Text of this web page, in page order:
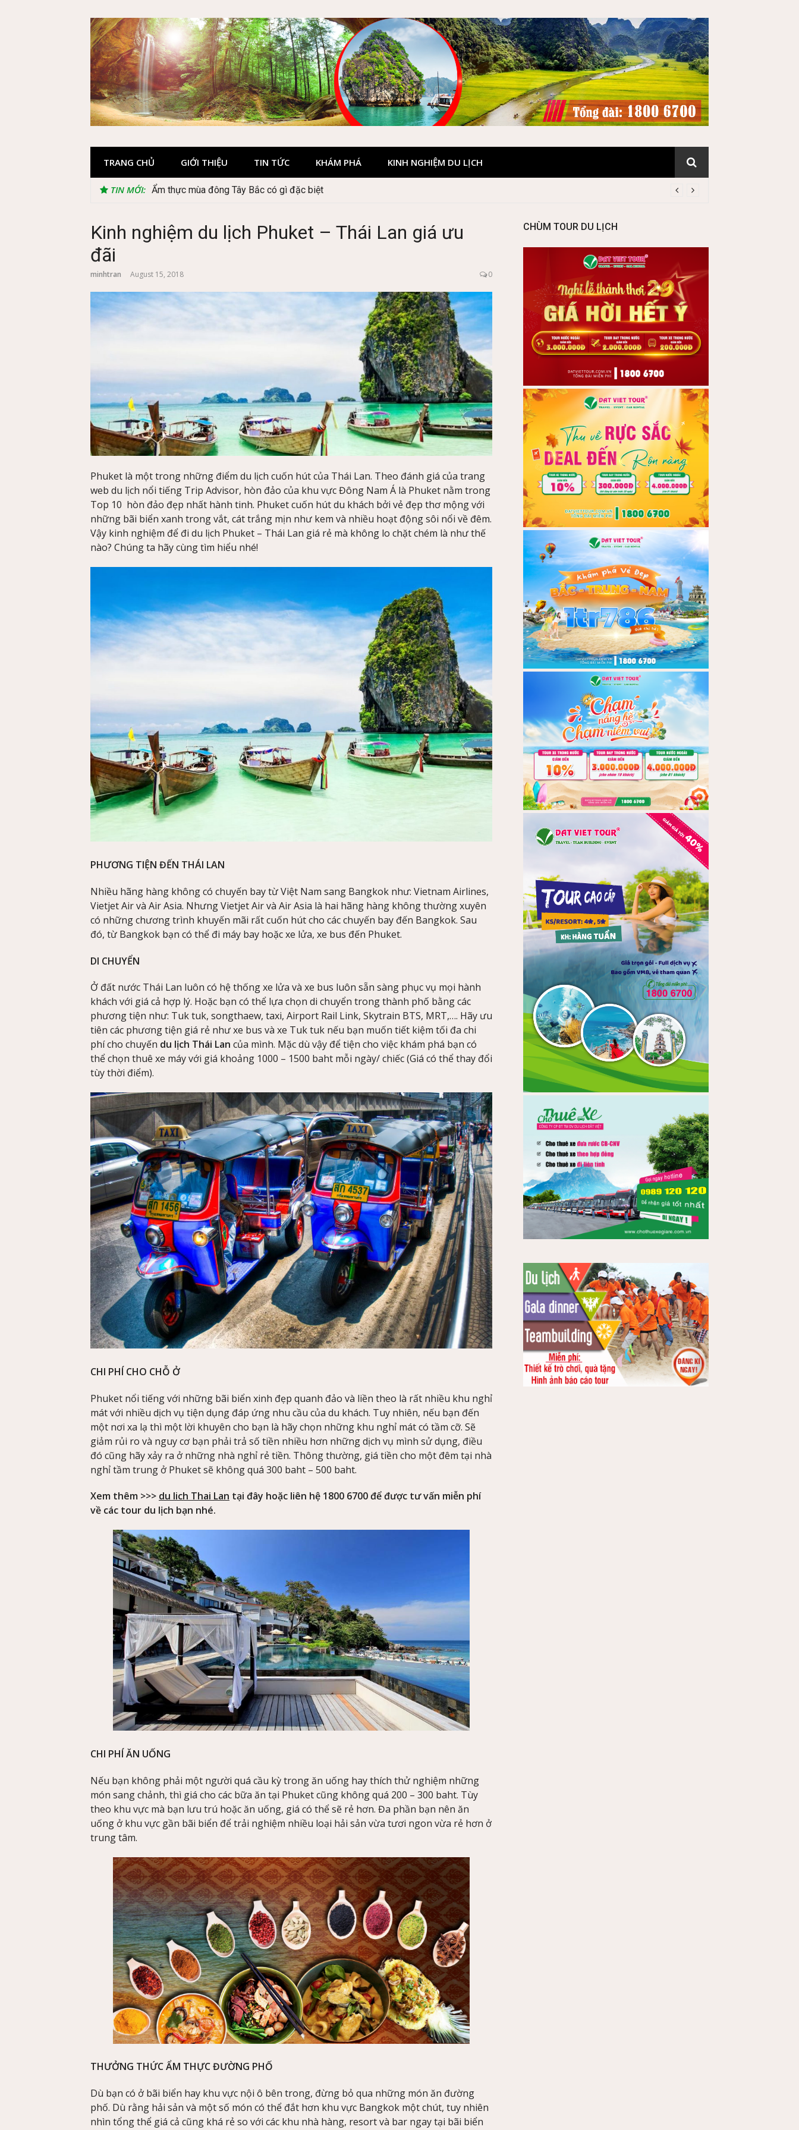
TRANG CHỦ GIỚI THIỆU TIN TỨC KHÁM PHÁ KINH NGHIỆM DU LỊCH
TIN MỚI: Lễ 2/9 có phải mùa du lịch Hà Giang đẹp không?
Kinh nghiệm du lịch Phuket – Thái Lan giá ưu
đãi
minhtran August 15, 2018 0
Phuket là một trong những điểm du lịch cuốn hút của Thái Lan. Theo đánh giá của trang
web du lịch nổi tiếng Trip Advisor, hòn đảo của khu vực Đông Nam Á là Phuket nằm trong
Top 10 hòn đảo đẹp nhất hành tinh. Phuket cuốn hút du khách bởi vẻ đẹp thơ mộng với
những bãi biển xanh trong vắt, cát trắng mịn như kem và nhiều hoạt động sôi nổi về đêm.
Vậy kinh nghiệm để đi du lịch Phuket – Thái Lan giá rẻ mà không lo chặt chém là như thế
nào? Chúng ta hãy cùng tìm hiểu nhé!
PHƯƠNG TIỆN ĐẾN THÁI LAN
Nhiều hãng hàng không có chuyến bay từ Việt Nam sang Bangkok như: Vietnam Airlines,
Vietjet Air và Air Asia. Nhưng Vietjet Air và Air Asia là hai hãng hàng không thường xuyên
có những chương trình khuyến mãi rất cuốn hút cho các chuyến bay đến Bangkok. Sau
đó, từ Bangkok bạn có thể đi máy bay hoặc xe lửa, xe bus đến Phuket.
DI CHUYỂN
Ở đất nước Thái Lan luôn có hệ thống xe lửa và xe bus luôn sẵn sàng phục vụ mọi hành
khách với giá cả hợp lý. Hoặc bạn có thể lựa chọn di chuyển trong thành phố bằng các
phương tiện như: Tuk tuk, songthaew, taxi, Airport Rail Link, Skytrain BTS, MRT,…. Hãy ưu
tiên các phương tiện giá rẻ như xe bus và xe Tuk tuk nếu bạn muốn tiết kiệm tối đa chi
phí cho chuyến du lịch Thái Lan của mình. Mặc dù vậy để tiện cho việc khám phá bạn có
thể chọn thuê xe máy với giá khoảng 1000 – 1500 baht mỗi ngày/ chiếc (Giá có thể thay đổi
tùy thời điểm).
CHI PHÍ CHO CHỖ Ở
Phuket nổi tiếng với những bãi biển xinh đẹp quanh đảo và liền theo là rất nhiều khu nghỉ
mát với nhiều dịch vụ tiện dụng đáp ứng nhu cầu của du khách. Tuy nhiên, nếu bạn đến
một nơi xa lạ thì một lời khuyên cho bạn là hãy chọn những khu nghỉ mát có tầm cỡ. Sẽ
giảm rủi ro và nguy cơ bạn phải trả số tiền nhiều hơn những dịch vụ mình sử dụng, điều
đó cũng hãy xảy ra ở những nhà nghỉ rẻ tiền. Thông thường, giá tiền cho một đêm tại nhà
nghỉ tầm trung ở Phuket sẽ không quá 300 baht – 500 baht.
Xem thêm >>> du lich Thai Lan tại đây hoặc liên hệ 1800 6700 để được tư vấn miễn phí
về các tour du lịch bạn nhé.
CHI PHÍ ĂN UỐNG
Nếu bạn không phải một người quá cầu kỳ trong ăn uống hay thích thử nghiệm những
món sang chảnh, thì giá cho các bữa ăn tại Phuket cũng không quá 200 – 300 baht. Tùy
theo khu vực mà bạn lưu trú hoặc ăn uống, giá có thể sẽ rẻ hơn. Đa phần bạn nên ăn
uống ở khu vực gần bãi biển để trải nghiệm nhiều loại hải sản vừa tươi ngon vừa rẻ hơn ở
trung tâm.
THƯỞNG THỨC ẨM THỰC ĐƯỜNG PHỐ
Dù bạn có ở bãi biển hay khu vực nội ô bên trong, đừng bỏ qua những món ăn đường
phố. Dù rằng hải sản và một số món có thể đắt hơn khu vực Bangkok một chút, tuy nhiên
nhìn tổng thể giá cả cũng khá rẻ so với các khu nhà hàng, resort và bar ngay tại bãi biển
CHÙM TOUR DU LỊCH